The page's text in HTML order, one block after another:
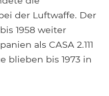
der Luftwaffe. Der
1958 weiter
als CASA 2.111
blieben bis 1973 in